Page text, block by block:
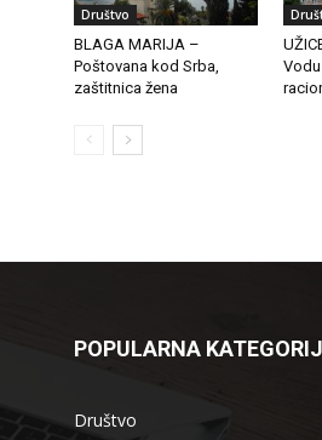
Društvo
BLAGA MARIJA –
Poštovana kod Srba,
zaštitnica žena
POPULARNA
Društvo